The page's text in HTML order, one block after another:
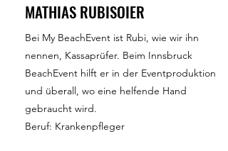
MATHIAS RUBISOIER
Bei My BeachEvent ist Rubi, wie wir ihn
nennen, Kassaprüfer. Beim Innsbruck
BeachEvent hilft er in der Eventproduktion
und überall, wo eine helfende Hand
gebraucht wird.
Beruf: Krankenpfleger